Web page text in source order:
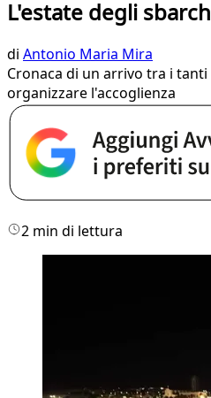
L'estate degli
di Antonio Maria Mira
Cronaca di un arrivo tra i
organizzare l'accoglienza
2 min di lettura